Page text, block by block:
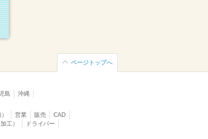
ページトップへ
島 沖縄
営業 販売
CAD
工） ドライバー